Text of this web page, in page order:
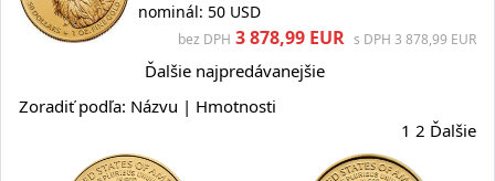
nominál: 50 USD
bez DPH 3 878,99 EUR s DPH 3 878,99 EUR
Ďalšie najpredávanejšie
Zoradiť podľa: Názvu | Hmotnosti
1 2 Ďalšie